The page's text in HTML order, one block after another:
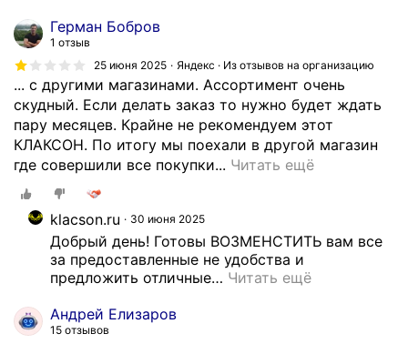
Герман Бобров
1 отзыв
25 июня 2025
Яндекс · Из отзывов на организацию
... с другими магазинами. Ассортимент очень
скудный. Если делать заказ то нужно будет ждать
пару месяцев. Крайне не рекомендуем этот
КЛАКСОН. По итогу мы поехали в другой магазин
где совершили все покупки... Читать ещёП
а
klacson.ru 30 июня 2025
Добрый день! Готовы ВОЗМЕНСТИТЬ вам все
за предоставленные не удобства и
предложить отличные… Читать ещё
Андрей Елизаров
15 отзывов